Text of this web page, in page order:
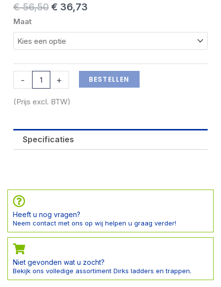
€56,50 Oorspronkelijke
was:
€ 56,50.
€ 36,73Huidige
is:
Maat
-
Dirks
voetenbankje
aantal
+ BESTELLEN
(Prijs excl. BTW)
Specificaties
Heeft u nog vragen?
Neem contact met ons op wij helpen u graag verder!
Niet gevonden wat u zocht?
Bekijk ons volledige assortiment Dirks ladders en trappen.